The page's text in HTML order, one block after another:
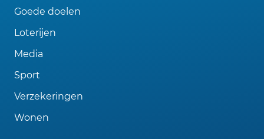
Goede doelen
Loterijen
Media
Sport
Verzekeringen
Wonen